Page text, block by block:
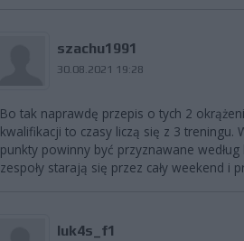
szachu1991
30.08.2021 19:28
Bo tak naprawdę przepis o tych 2
kwalifikacji to czasy liczą się z 3
punkty powinny być przyznawane
zespoły starają się przez cały weekend
luk4s_f1